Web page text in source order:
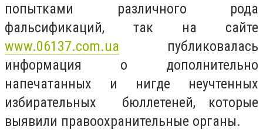
попытками различного рода
фальсификаций, так на сайте
www.06137.com.ua публиковалась
информация о дополнительно
напечатанных и нигде неучтенных
избирательных бюллетеней, которые
выявили правоохранительные органы.